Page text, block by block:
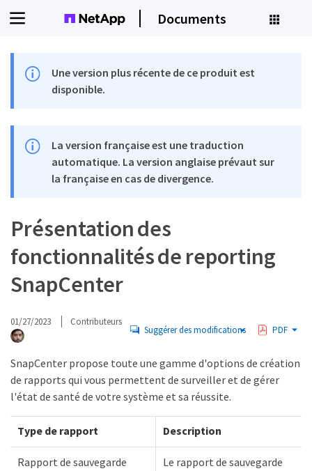
Documents
Une version plus récente de ce produit est
disponible.
La version française est une traduction
automatique. La version anglaise prévaut sur
la française en cas de divergence.
Présentation des
fonctionnalités de reporting
SnapCenter
01/27/2023 Contributeurs
Suggérer des modifications PDF
SnapCenter propose toute une gamme d'options de création
de rapports qui vous permettent de surveiller et de gérer
l'état de santé de votre système et sa réussite.
Type de rapport Description
Rapport de sauvegarde
Le rapport de sauvegarde